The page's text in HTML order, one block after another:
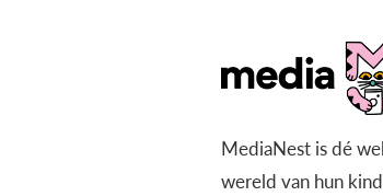
MediaNest is dé
wereld van hun